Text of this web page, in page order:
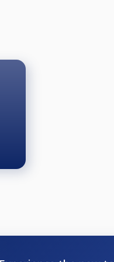
József karbon
Grand Prix DÖNTŐ
HUF.
krt. 5-7.)
a helyszínen)
váltott kezdéssel.